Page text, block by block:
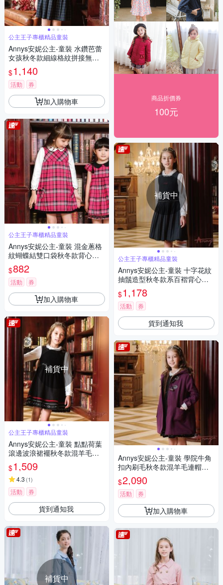
公主王子專櫃精品童裝
Annys安妮公主-童裝 水鑽芭蕾
女孩秋冬款細線格紋拼接無袖
洋裝*2238藍色
$1,140
活動 券
加入購物車
公主王子專櫃精品童裝
Annys安妮公主-童裝 混金蔥格
紋蝴蝶結雙口袋秋冬款背心裙*
2254桃粉
$882
活動 券
加入購物車
補貨中
公主王子專櫃精品童裝
Annys安妮公主-童裝 點點荷葉
滾邊波浪裙襬秋冬款混羊毛背
心裙*2620黑色
$1,509
4.3 (1)
活動 券
貨到通知我
補貨中
商品折價券
100元
補貨中
公主王子專櫃精品童裝
Annys安妮公主-童裝 十字花紋
抽鬚造型秋冬款系百褶背心裙*
2239藍色
$1,178
活動 券
貨到通知我
Annys安妮公主-童裝 學院牛角
扣內刷毛秋冬款混羊毛連帽大
衣*2670紫色
$2,090
活動 券
加入購物車